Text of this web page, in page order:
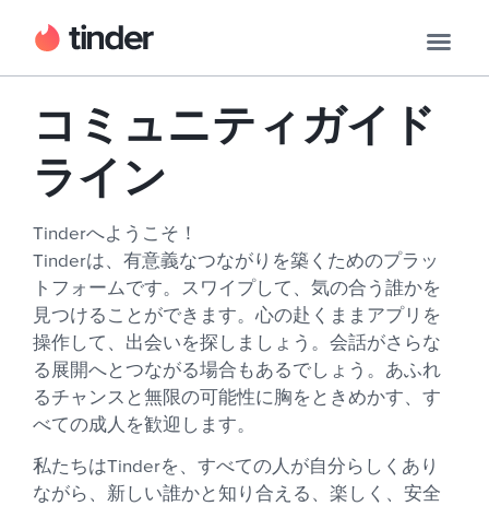
コミュニティガイド
ライン
Tinderへようこそ！
Tinderは、有意義なつながりを築くためのプラッ
トフォームです。スワイプして、気の合う誰かを
見つけることができます。心の赴くままアプリを
操作して、出会いを探しましょう。会話がさらな
る展開へとつながる場合もあるでしょう。あふれ
るチャンスと無限の可能性に胸をときめかす、す
べての成人を歓迎します。
私たちはTinderを、すべての人が自分らしくあり
ながら、新しい誰かと知り合える、楽しく、安全